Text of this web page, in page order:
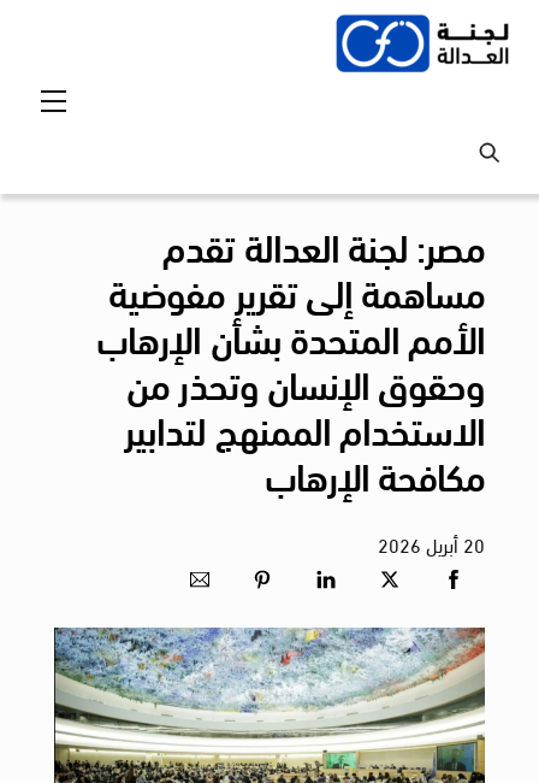
Skip
مصر: لجنة العدالة تقدم
مساهمة إلى تقرير مفوضية
الأمم المتحدة بشأن الإرهاب
وحقوق الإنسان وتحذر من
الاستخدام الممنهج لتدابير
مكافحة الإرهاب
20أبريل2026